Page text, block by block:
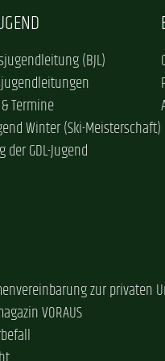
(BJL)
Termine
Winter (Ski-Meisterschaft)
der GDL-Jugend
zur privaten
VORAUS